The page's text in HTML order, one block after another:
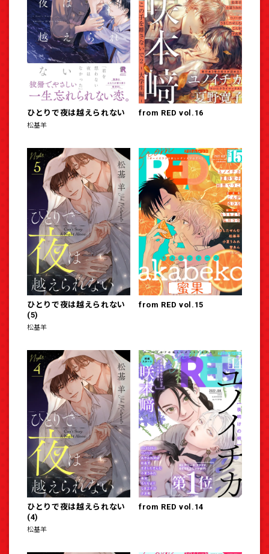
ひとりで夜は越えられない
松基羊
from RED vol.16
ひとりで夜は越えられない
(5)
松基羊
from RED vol.15
ひとりで夜は越えられない
(4)
松基羊
from RED vol.14